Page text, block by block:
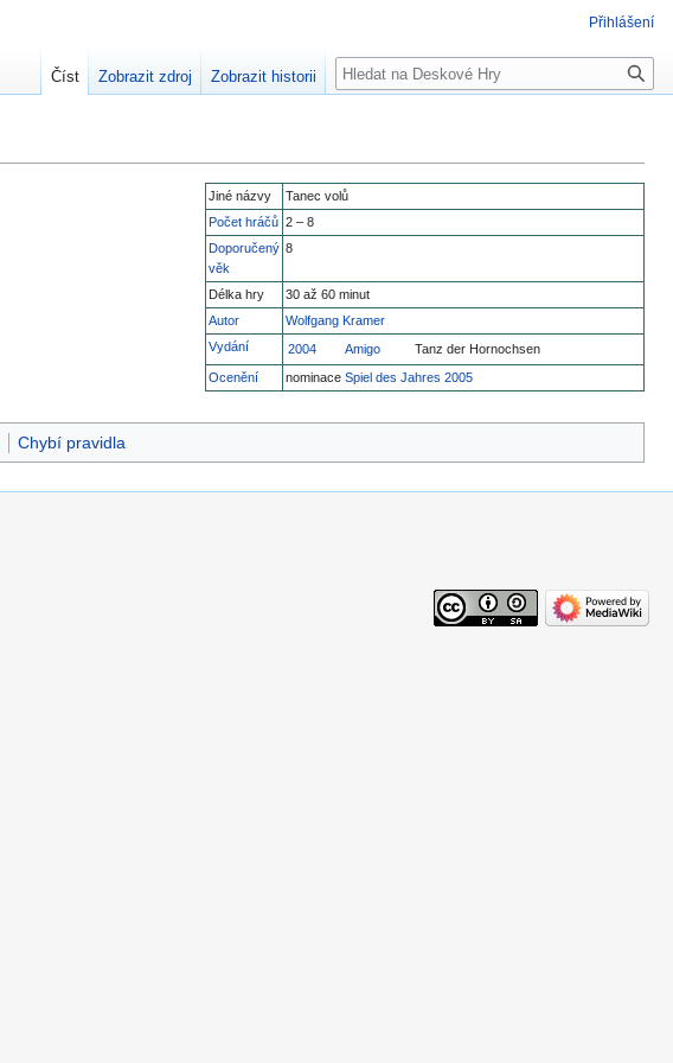
Jiné názvy
Tanec volů
Počet hráčů 2 – 8
Doporučený
věk
8
Délka hry
30 až 60 minut
Autor
Wolfgang Kramer
Vydání
2004 Amigo
Tanz der Hornochsen
Ocenění
nominace Spiel des Jahres 2005
Chybí pravidla
Přihlášení
Číst Zobrazit zdroj Zobrazit historii Hledat